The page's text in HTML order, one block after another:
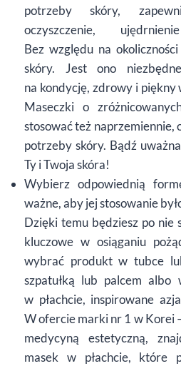
potrzeby skóry,
oczyszczenie,
Bez względu na
skóry. Jest ono
na kondycję, zdrowy i
Maseczki o
stosować też naprzemiennie,
potrzeby skóry. Bądź
Ty i Twoja skóra!
Wybierz odpowiednią
ważne, aby jej stosowanie
Dzięki temu będziesz po nie
kluczowe w osiąganiu
wybrać produkt w tubce
szpatułką lub palcem
w płachcie, inspirowane
W ofercie marki nr 1 w Korei
medycyną estetyczną,
masek w płachcie, które